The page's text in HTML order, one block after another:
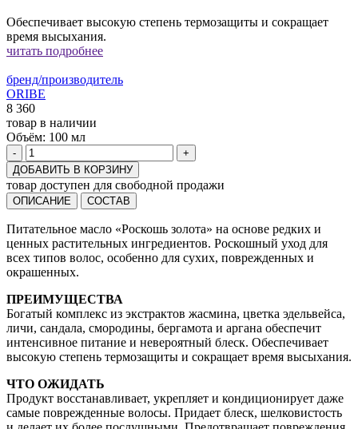
Обеспечивает высокую степень термозащиты и сокращает
время высыхания.
читать подробнее
бренд/производитель
ORIBE
8 360
товар в наличии
Объём: 100 мл
-
+
ДОБАВИТЬ В КОРЗИНУ
товар доступен для свободной продажи
ОПИСАНИЕ СОСТАВ
Питательное масло «Роскошь золота» на основе редких и
ценных растительных ингредиентов. Роскошный уход для
всех типов волос, особенно для сухих, поврежденных и
окрашенных.
ПРЕИМУЩЕСТВА
Богатый комплекс из экстрактов жасмина, цветка эдельвейса,
личи, сандала, смородины, бергамота и аргана обеспечит
интенсивное питание и невероятный блеск. Обеспечивает
высокую степень термозащиты и сокращает время высыхания.
ЧТО ОЖИДАТЬ
Продукт восстанавливает, укрепляет и кондиционирует даже
самые поврежденные волосы. Придает блеск, шелковистость